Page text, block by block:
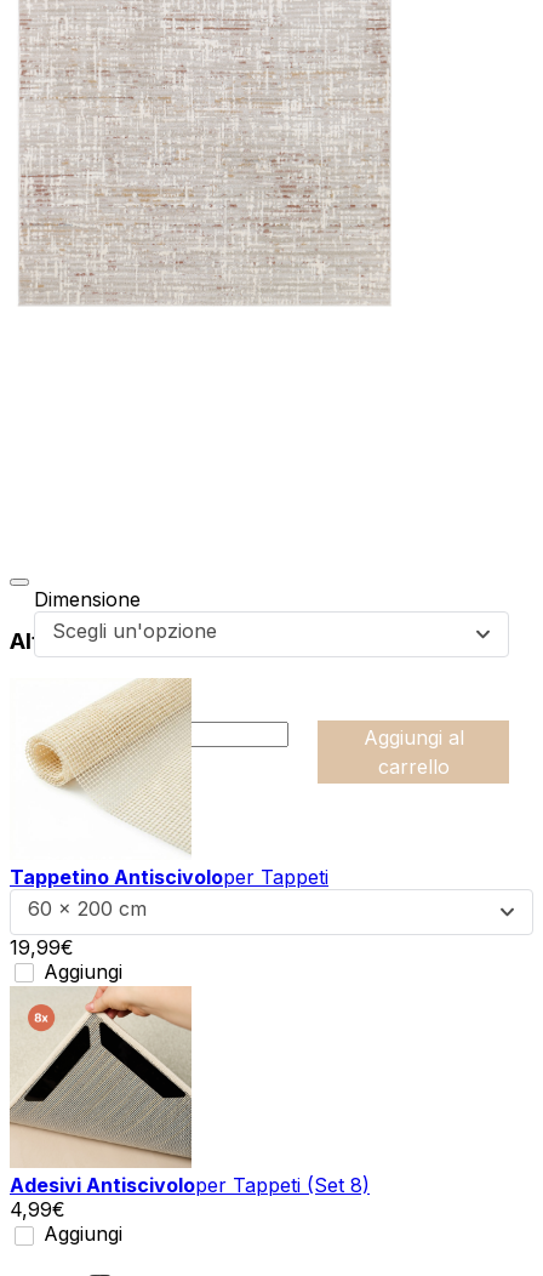
Dimensione
Scegli un'opzione
59,99€
:product_name quantity
-
+
Aggiungi al
carrello
Altri prodotti di questa collezione
Tappetino Antiscivoloper Tappeti
60 x 200 cm
19,99€
Aggiungi
Adesivi Antiscivoloper Tappeti (Set 8)
4,99€
Aggiungi